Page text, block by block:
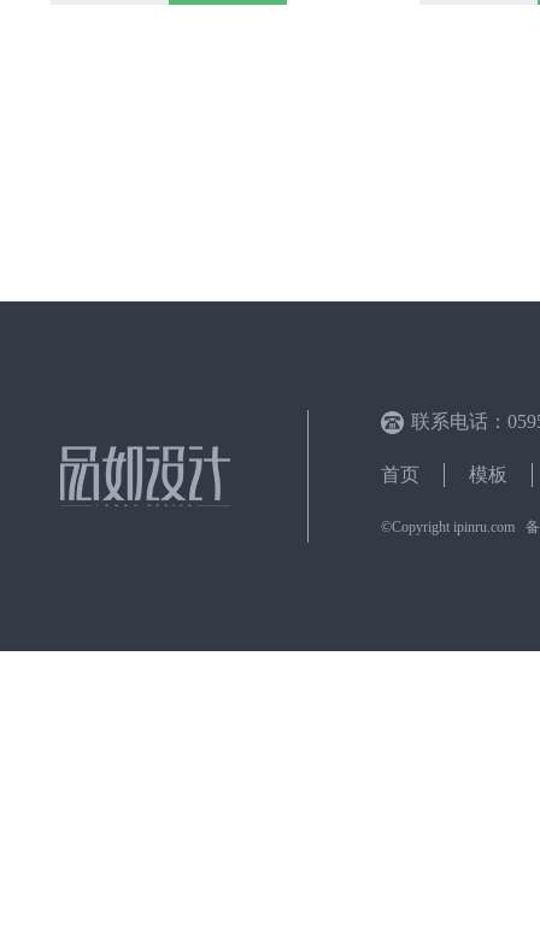
联系电话：
首页 模板
©Copyright ipinru.com